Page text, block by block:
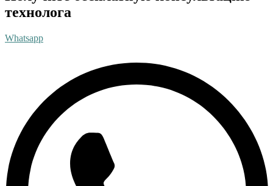
технолога
Whatsapp